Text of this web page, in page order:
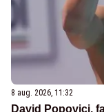
8 aug. 2026, 11:32
David Popovici,